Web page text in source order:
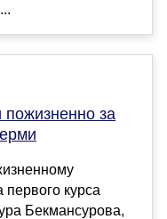
пожизненно за
курса
Бекмансурова,